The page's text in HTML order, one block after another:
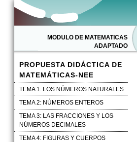
MODULO DE MATEMATICAS
ADAPTADO
PROPUESTA DIDÁCTICA DE
MATEMÁTICAS-NEE
TEMA 1: LOS NÚMEROS NATURALES
TEMA 2: NÚMEROS ENTEROS
TEMA 3: LAS FRACCIONES Y LOS
NÚMEROS DECIMALES
TEMA 4: FIGURAS Y CUERPOS